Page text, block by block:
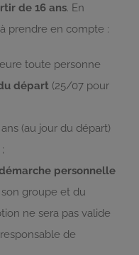
de 16 ans. En
prendre en compte :
toute personne
départ(25/07 pour
(au jour du départ)
personnelle
groupe et du
ne sera pas valide
de